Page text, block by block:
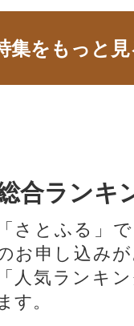
集をもっと
合ランキ
「さとふる」
お申し込み
「人気ランキ
ます。